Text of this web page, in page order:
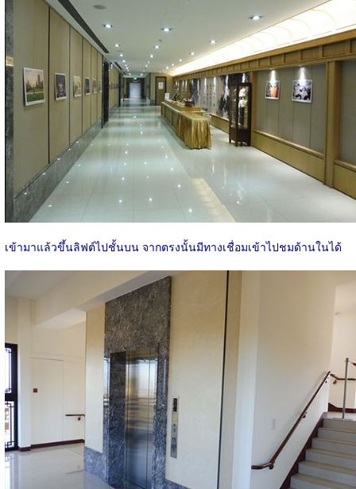
เข้ามาแล้วขึ้นลิฟต์ไปชั้นบน จากตรงนั้นมีทางเชื่อมเข้าไปชมด้านในได้